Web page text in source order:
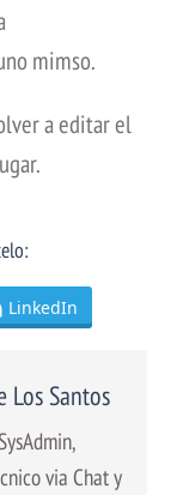
mimso.
a editar el
LinkedIn
Los Santos
via Chat y